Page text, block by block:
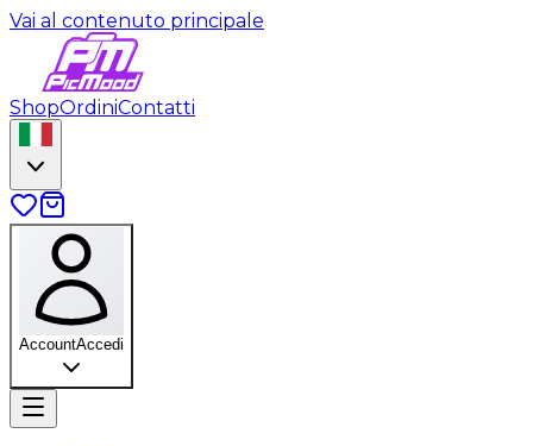
Vai al contenuto principale
ShopOrdiniContatti
AccountAccedi